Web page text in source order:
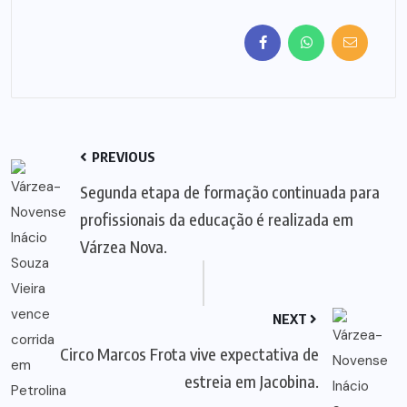
PREVIOUS
Segunda etapa de formação continuada para
profissionais da educação é realizada em
Várzea Nova.
NEXT
Circo Marcos Frota vive expectativa de
estreia em Jacobina.